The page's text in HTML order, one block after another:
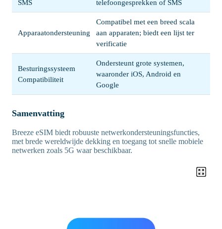
SMS telefoongesprekken of SMS
Apparaatondersteuning
Compatibel met een breed scala
aan apparaten; biedt een lijst ter
verificatie
Besturingssysteem
Compatibiliteit
Ondersteunt grote systemen,
waaronder iOS, Android en
Google
Samenvatting
Breeze eSIM biedt robuuste netwerkondersteuningsfuncties,
met brede wereldwijde dekking en toegang tot snelle mobiele
netwerken zoals 5G waar beschikbaar.